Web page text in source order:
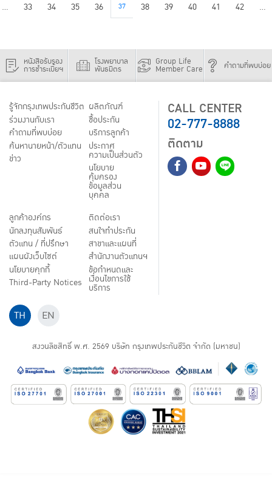
... 33 34 35 36 37 38 39 40 41 42 ...
หนังสือรับรอง
การชำระเบี้ยฯ
โรงพยาบาล
พันธมิตร
Group Life
Member Care คำถามที่พบบ่อย
รู้จักกรุงเทพประกันชีวิต
ร่วมงานกับเรา
คำถามที่พบบ่อย
ค้นหานายหน้า/ตัวแทน
ข่าว
ผลิตภัณฑ์
ชื้อประกัน
บริการลูกค้า
ประกาศ
ความเป็นส่วนตัว
นโยบาย
คุ้มครอง
ข้อมูลส่วน
บุคคล
ลูกค้าองค์กร
นักลงทุนสัมพันธ์
ตัวแทน / ที่ปรึกษา
แผนผังเว็บไซต์
นโยบายคุกกี้
Third-Party Notices
ติดต่อเรา
สนใจทำประกัน
สาขาและแผนที่
สำนักงานตัวแทนฯ
ข้อกำหนดและ
เงื่อนไขการใช้
บริการ
CALL CENTER
02-777-8888
ติดตาม
TH EN
สงวนลิขสิทธิ์ พ.ศ. 2569 บริษัท กรุงเทพประกันชีวิต จำกัด (มหาชน)